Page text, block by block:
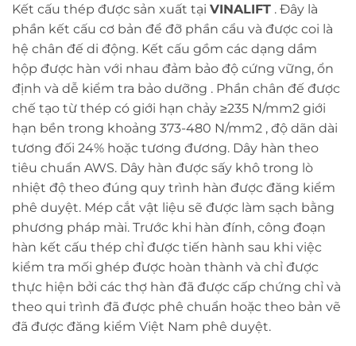
Kết cấu thép được sản xuất tại VINALIFT . Đây là
phần kết cấu cơ bản để đỡ phần cẩu và được coi là
hệ chân đế di động. Kết cấu gồm các dạng dầm
hộp được hàn với nhau đảm bảo độ cứng vững, ổn
định và dễ kiểm tra bảo dưỡng . Phần chân đế được
chế tạo từ thép có giới hạn chảy ≥235 N/mm2­ giới
hạn bền trong khoảng 373-480 N/mm2 , độ dãn dài
tương đối 24% hoặc tương đương. Dây hàn theo
tiêu chuẩn AWS. Dây hàn được sấy khô trong lò
nhiệt độ theo đúng quy trình hàn được đăng kiểm
phê duyệt. Mép cắt vật liệu sẽ được làm sạch bằng
phương pháp mài. Trước khi hàn đính, công đoạn
hàn kết cấu thép chỉ được tiến hành sau khi việc
kiểm tra mối ghép được hoàn thành và chỉ được
thực hiện bởi các thợ hàn đã được cấp chứng chỉ và
theo qui trình đã được phê chuẩn hoặc theo bản vẽ
đã được đăng kiểm Việt Nam phê duyệt.